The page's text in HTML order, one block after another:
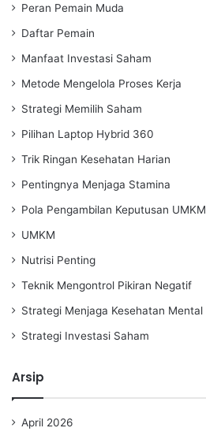
Peran Pemain Muda
Daftar Pemain
Manfaat Investasi Saham
Metode Mengelola Proses Kerja
Strategi Memilih Saham
Pilihan Laptop Hybrid 360
Trik Ringan Kesehatan Harian
Pentingnya Menjaga Stamina
Pola Pengambilan Keputusan UMKM
UMKM
Nutrisi Penting
Teknik Mengontrol Pikiran Negatif
Strategi Menjaga Kesehatan Mental
Strategi Investasi Saham
Arsip
April 2026